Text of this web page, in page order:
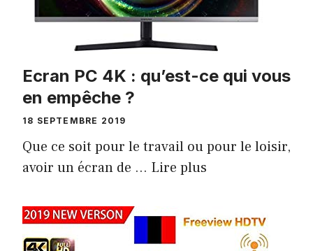
Ecran PC 4K : qu’est-ce qui vous
en empêche ?
18 SEPTEMBRE 2019
Que ce soit pour le travail ou pour le loisir,
avoir un écran de … Lire plus